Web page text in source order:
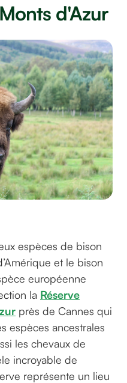
d'Azur
espèces de bison
et le bison
européenne
la Réserve
près de Cannes qui
espèces ancestrales
les chevaux de
incroyable de
représente un lieu